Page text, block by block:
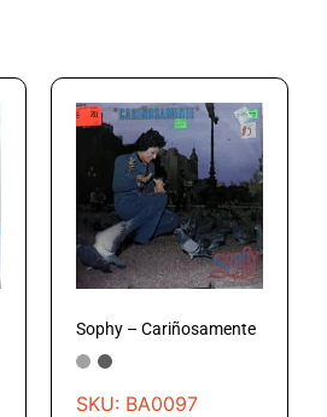
Sophy – Cariñosamente
SKU: BA0097